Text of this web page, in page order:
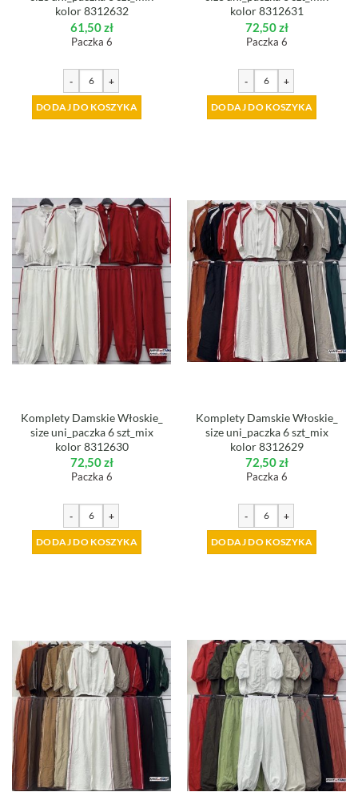
kolor 8312632
61,50zł
Paczka 6
- +
DODAJ DO KOSZYKA
kolor 8312631
72,50zł
Paczka 6
- +
DODAJ DO KOSZYKA
Komplety Damskie Włoskie_
size uni_paczka 6 szt_mix
kolor 8312630
72,50zł
Paczka 6
- +
DODAJ DO KOSZYKA
Komplety Damskie Włoskie_
size uni_paczka 6 szt_mix
kolor 8312629
72,50zł
Paczka 6
- +
DODAJ DO KOSZYKA